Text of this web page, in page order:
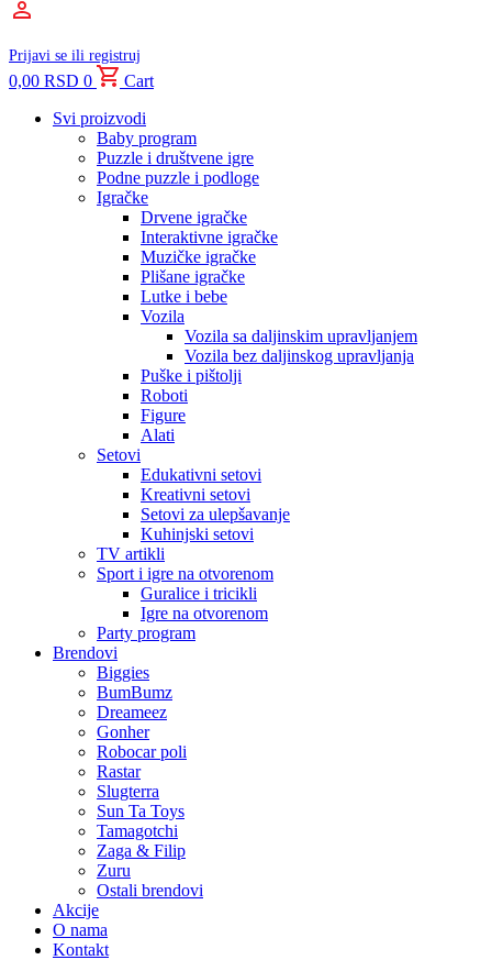
Prijavi se ili registruj
0,00 RSD 0
Cart
Svi proizvodi
Baby program
Puzzle i društvene igre
Podne puzzle i podloge
Igračke
Drvene igračke
Interaktivne igračke
Muzičke igračke
Plišane igračke
Lutke i bebe
Vozila
Vozila sa daljinskim upravljanjem
Vozila bez daljinskog upravljanja
Puške i pištolji
Roboti
Figure
Alati
Setovi
Edukativni setovi
Kreativni setovi
Setovi za ulepšavanje
Kuhinjski setovi
TV artikli
Sport i igre na otvorenom
Guralice i tricikli
Igre na otvorenom
Party program
Brendovi
Biggies
BumBumz
Dreameez
Gonher
Robocar poli
Rastar
Slugterra
Sun Ta Toys
Tamagotchi
Zaga & Filip
Zuru
Ostali brendovi
Akcije
O nama
Kontakt